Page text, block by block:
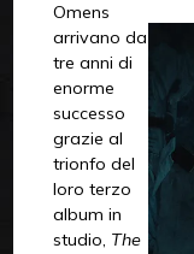
Omens
arrivano da
tre anni di
enorme
successo
grazie al
trionfo del
loro terzo
album in
studio, The